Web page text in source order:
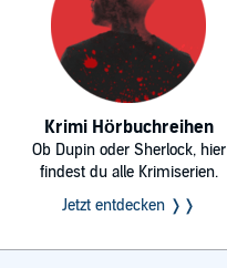
Krimi Hörbuchreihen
Ob Dupin oder Sherlock, hier
findest du alle Krimiserien.
Jetzt entdecken ❭❭